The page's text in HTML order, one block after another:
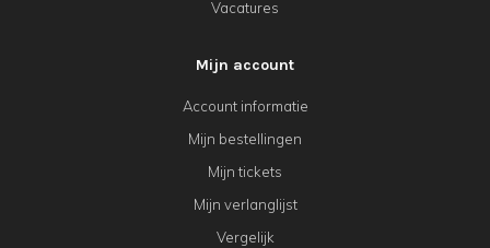
Vacatures
Mijn account
Account informatie
Mijn bestellingen
Mijn tickets
Mijn verlanglijst
Vergelijk